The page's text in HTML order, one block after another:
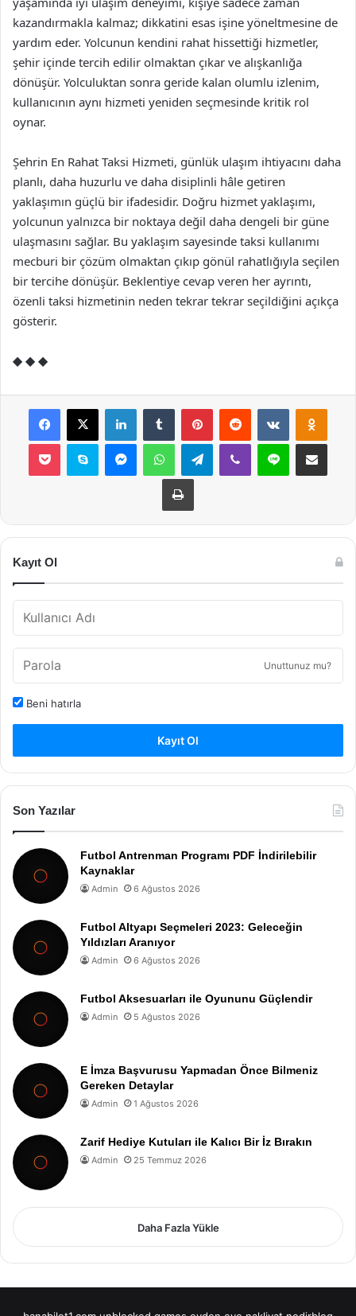
kazandırmakla kalmaz; dikkatini esas işine yöneltmesine de
yardım eder. Yolcunun kendini rahat hissettiği hizmetler,
şehir içinde tercih edilir olmaktan çıkar ve alışkanlığa
dönüşür. Yolculuktan sonra geride kalan olumlu izlenim,
kullanıcının aynı hizmeti yeniden seçmesinde kritik rol
oynar.
Şehrin En Rahat Taksi Hizmeti, günlük ulaşım ihtiyacını daha
planlı, daha huzurlu ve daha disiplinli hâle getiren
yaklaşımın güçlü bir ifadesidir. Doğru hizmet yaklaşımı,
yolcunun yalnızca bir noktaya değil daha dengeli bir güne
ulaşmasını sağlar. Bu yaklaşım sayesinde taksi kullanımı
mecburi bir çözüm olmaktan çıkıp gönül rahatlığıyla seçilen
bir tercihe dönüşür. Beklentiye cevap veren her ayrıntı,
özenli taksi hizmetinin neden tekrar tekrar seçildiğini açıkça
gösterir.
◆ ◆ ◆
Facebook
X LinkedInTumblr PinterestReddit VKontakte
Pocket Skype MessengerWhatsAppTelegramViber Line E-Posta ile
Yazdır
Kayıt Ol
Unuttunuz mu?
Beni hatırla
Kayıt Ol
Son Yazılar
Futbol Antrenman Programı PDF İndirilebilir
Kaynaklar
Admin 6 Ağustos 2026
Futbol Altyapı Seçmeleri 2023: Geleceğin
Yıldızları Aranıyor
Admin 6 Ağustos 2026
Futbol Aksesuarları ile Oyununu Güçlendir
Admin 5 Ağustos 2026
E İmza Başvurusu Yapmadan Önce Bilmeniz
Gereken Detaylar
Admin 1 Ağustos 2026
Zarif Hediye Kutuları ile Kalıcı Bir İz Bırakın
Admin 25 Temmuz 2026
Daha Fazla Yükle